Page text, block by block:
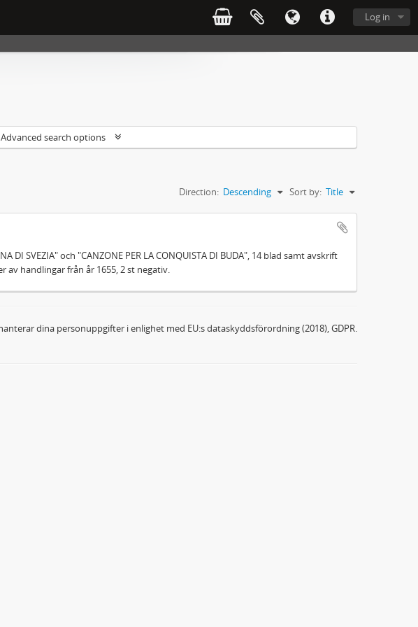
Log in
Advanced search options
Sort by: Title
Direction: Descending
DI SVEZIA" och "CANZONE PER LA CONQUISTA DI BUDA", 14 blad samt avskrift
av handlingar från år 1655, 2 st negativ.
dina personuppgifter i enlighet med EU:s dataskyddsförordning (2018), GDPR.